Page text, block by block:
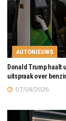
AUTONIEUWS
Donald Trump haalt
uitspraak over
07/08/2026